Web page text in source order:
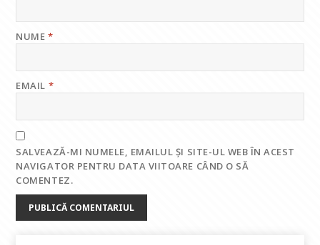
NUME*
EMAIL *
SALVEAZĂ-MI NUMELE, EMAILUL ȘI SITE-UL WEB ÎN ACEST
NAVIGATOR PENTRU DATA VIITOARE CÂND O SĂ
COMENTEZ.